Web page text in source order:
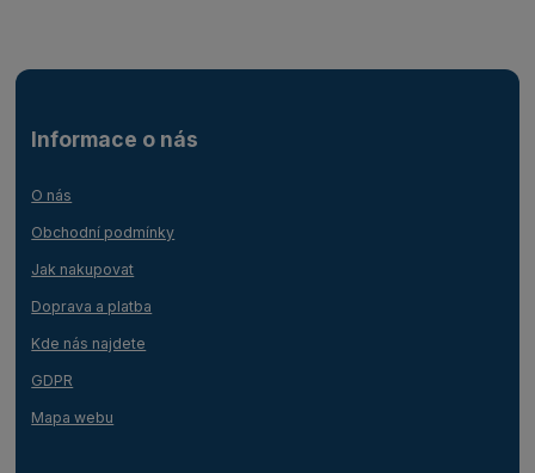
Informace o nás
O nás
Obchodní podmínky
Jak nakupovat
Doprava a platba
Kde nás najdete
GDPR
Mapa webu